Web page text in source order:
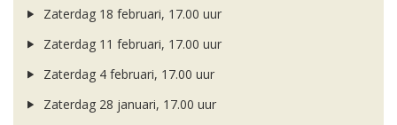
Zaterdag 18 februari, 17.00 uur
Zaterdag 11 februari, 17.00 uur
Zaterdag 4 februari, 17.00 uur
Zaterdag 28 januari, 17.00 uur